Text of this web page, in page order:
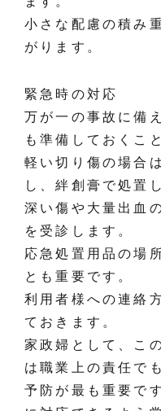
小さな配慮の積み
がります。
緊急時の対応
万が一の事故に備
も準備しておくこ
軽い切り傷の場合
し、絆創膏で処置
深い傷や大量出血
を受診します。
応急処置用品の場
とも重要です。
利用者様への連絡
ておきます。
家政婦として、こ
は職業上の責任で
予防が最も重要で